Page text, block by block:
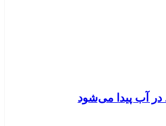
در آب پیدا می‌شود